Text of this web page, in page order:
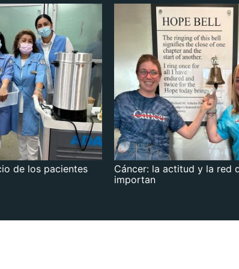
de los pacientes
Cáncer: la actitud y la red
importan